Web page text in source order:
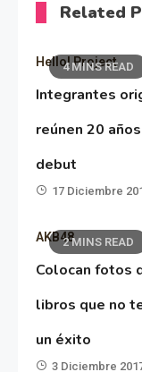
Related
4 MINS READ
Hello! Project
Integrantes
reúnen 20
debut
17 Diciembre
2 MINS READ
AKB48
Colocan fotos
libros que no
un éxito
3 Diciembre